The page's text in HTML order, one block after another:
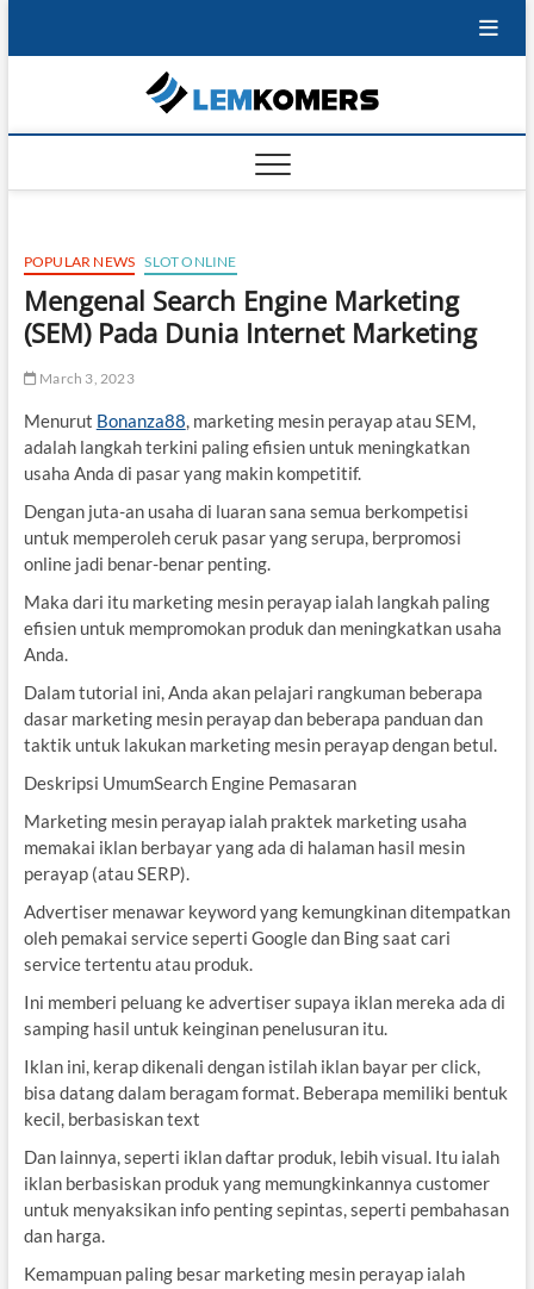
POPULAR NEWS SLOT ONLINE
Mengenal Search Engine Marketing
(SEM) Pada Dunia Internet Marketing
March 3, 2023
Menurut Bonanza88 , marketing mesin perayap atau SEM,
adalah langkah terkini paling efisien untuk meningkatkan
usaha Anda di pasar yang makin kompetitif.
Dengan juta-an usaha di luaran sana semua berkompetisi
untuk memperoleh ceruk pasar yang serupa, berpromosi
online jadi benar-benar penting.
Maka dari itu marketing mesin perayap ialah langkah paling
efisien untuk mempromokan produk dan meningkatkan usaha
Anda.
Dalam tutorial ini, Anda akan pelajari rangkuman beberapa
dasar marketing mesin perayap dan beberapa panduan dan
taktik untuk lakukan marketing mesin perayap dengan betul.
Deskripsi UmumSearch Engine Pemasaran
Marketing mesin perayap ialah praktek marketing usaha
memakai iklan berbayar yang ada di halaman hasil mesin
perayap (atau SERP).
Advertiser menawar keyword yang kemungkinan ditempatkan
oleh pemakai service seperti Google dan Bing saat cari
service tertentu atau produk.
Ini memberi peluang ke advertiser supaya iklan mereka ada di
samping hasil untuk keinginan penelusuran itu.
Iklan ini, kerap dikenali dengan istilah iklan bayar per click,
bisa datang dalam beragam format. Beberapa memiliki bentuk
kecil, berbasiskan text
Dan lainnya, seperti iklan daftar produk, lebih visual. Itu ialah
iklan berbasiskan produk yang memungkinkannya customer
untuk menyaksikan info penting sepintas, seperti pembahasan
dan harga.
Kemampuan paling besar marketing mesin perayap ialah